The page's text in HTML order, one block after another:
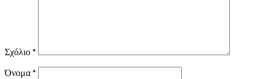
Σχόλιο *
Όνομα *